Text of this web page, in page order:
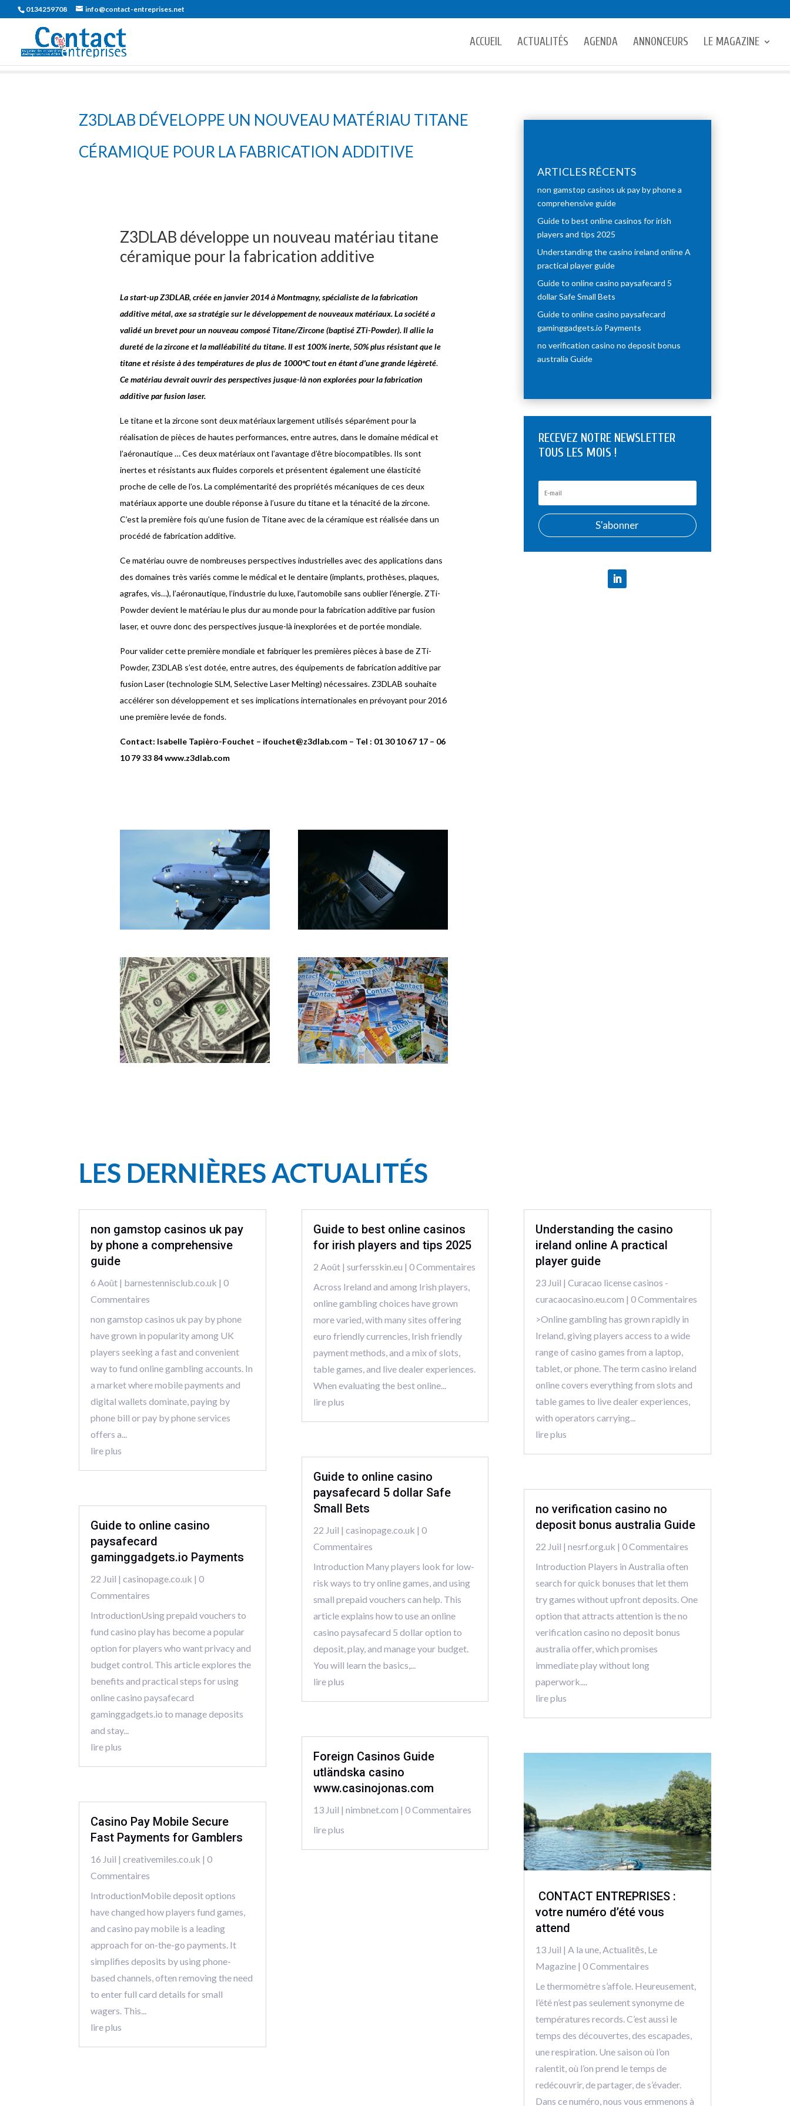
0134259708 info@contact-entreprises.net
ACCUEIL ACTUALITÉS AGENDA ANNONCEURS LE MAGAZINE
Z3DLAB DÉVELOPPE UN NOUVEAU MATÉRIAU TITANE
CÉRAMIQUE POUR LA FABRICATION ADDITIVE
Z3DLAB développe un nouveau matériau titane
céramique pour la fabrication additive
La start-up Z3DLAB, créée en janvier 2014 à Montmagny, spécialiste de la fabrication
additive métal, axe sa stratégie sur le développement de nouveaux matériaux. La société a
validé un brevet pour un nouveau composé Titane/Zircone (baptisé ZTi-Powder). Il allie la
dureté de la zircone et la malléabilité du titane. Il est 100% inerte, 50% plus résistant que le
titane et résiste à des températures de plus de 1000°Ctout en étant d’une grandelégèreté.
Ce matériau devrait ouvrir des perspectives jusque-là non exploréespour la fabrication
additive par fusion laser.
Le titane et la zircone sont deux matériaux largement utilisés séparément pour la
réalisation de pièces de hautes performances, entre autres, dans le domaine médical et
l’aéronautique … Ces deux matériaux ont l’avantage d’être biocompatibles. Ils sont
inertes et résistants aux fluides corporels et présentent également une élasticité
proche de celle de l’os. La complémentarité des propriétés mécaniques de ces deux
matériaux apporte une double réponse à l’usure du titane et la ténacité de la zircone.
C’est la première fois qu’une fusion de Titane avec de la céramique est réalisée dans un
procédé de fabrication additive.
Ce matériau ouvre de nombreuses perspectives industrielles avec des applications dans
des domaines très variés comme le médical et le dentaire (implants, prothèses, plaques,
agrafes, vis…), l’aéronautique, l’industrie du luxe, l’automobile sans oublier l’énergie. ZTi-
Powder devient le matériau le plus dur au monde pour la fabrication additive par fusion
laser, et ouvre donc des perspectives jusque-là inexplorées et de portée mondiale.
Pour valider cette première mondiale et fabriquer les premières pièces à base de ZTi-
Powder, Z3DLAB s’est dotée, entre autres, des équipements de fabrication additive par
fusion Laser (technologie SLM, Selective Laser Melting) nécessaires. Z3DLAB souhaite
accélérer son développement et ses implications internationales en prévoyant pour 2016
une première levée de fonds.
Contact: Isabelle Tapièro-Fouchet – ifouchet@z3dlab.com – Tel : 01 30 10 67 17 – 06
10 79 33 84 www.z3dlab.com
ARTICLES RÉCENTS
non gamstop casinos uk pay by phone a
comprehensive guide
Guide to best online casinos for irish
players and tips 2025
Understanding the casino ireland online A
practical player guide
Guide to online casino paysafecard 5
dollar Safe Small Bets
Guide to online casino paysafecard
gaminggadgets.io Payments
no verification casino no deposit bonus
australia Guide
RECEVEZ NOTRE NEWSLETTER
TOUS LES MOIS !
S'abonner
LES DERNIÈRES ACTUALITÉS
non gamstop casinos uk pay
by phone a comprehensive
guide
6 Août | barnestennisclub.co.uk | 0
Commentaires
non gamstop casinos uk pay by phone
have grown in popularity among UK
players seeking a fast and convenient
way to fund online gambling accounts. In
a market where mobile payments and
digital wallets dominate, paying by
phone bill or pay by phone services
offers a...
lire plus
Guide to online casino
paysafecard
gaminggadgets.io Payments
22 Juil |casinopage.co.uk | 0
Commentaires
IntroductionUsing prepaid vouchers to
fund casino play has become a popular
option for players who want privacy and
budget control. This article explores the
benefits and practical steps for using
online casino paysafecard
gaminggadgets.io to manage deposits
and stay...
lire plus
Casino Pay Mobile Secure
Fast Payments for Gamblers
16 Juil |creativemiles.co.uk | 0
Commentaires
IntroductionMobile deposit options
have changed how players fund games,
and casino pay mobile is a leading
approach for on-the-go payments. It
simplifies deposits by using phone-
based channels, often removing the need
to enter full card details for small
wagers. This...
lire plus
Guide to best online casinos
for irish players and tips 2025
2 Août| surfersskin.eu | 0 Commentaires
Across Ireland and among Irish players,
online gambling choices have grown
more varied, with many sites offering
euro friendly currencies, Irish friendly
payment methods, and a mix of slots,
table games, and live dealer experiences.
When evaluating the best online...
lire plus
Guide to online casino
paysafecard 5 dollar Safe
Small Bets
22 Juil | casinopage.co.uk | 0
Commentaires
Introduction Many players look for low-
risk ways to try online games, and using
small prepaid vouchers can help. This
article explains how to use an online
casino paysafecard 5 dollar option to
deposit, play, and manage your budget.
You will learn the basics,...
lire plus
Foreign Casinos Guide
utländska casino
www.casinojonas.com
13 Juil | nimbnet.com | 0 Commentaires
lire plus
Understanding the casino
ireland online A practical
player guide
23 Juil | Curacao license casinos -
curacaocasino.eu.com | 0 Commentaires
>Online gambling has grown rapidly in
Ireland, giving players access to a wide
range of casino games from a laptop,
tablet, or phone. The term casino ireland
online covers everything from slots and
table games to live dealer experiences,
with operators carrying...
lire plus
no verification casino no
deposit bonus australia Guide
22 Juil | nesrf.org.uk | 0 Commentaires
Introduction Players in Australia often
search for quick bonuses that let them
try games without upfront deposits. One
option that attracts attention is the no
verification casino no deposit bonus
australia offer, which promises
immediate play without long
paperwork....
lire plus
CONTACT ENTREPRISES :
votre numéro d’été vous
attend
13 Juil | A la une, Actualitēs Le
Magazine| 0 Commentaires
Le thermomètre s’affole. Heureusement,
l’été n’est pas seulement synonyme de
températures records. C’est aussi le
temps des découvertes, des escapades,
une respiration. Une saison où l’on
ralentit, où l’on prend le temps de
redécouvrir, de partager, de s’évader.
Dans ce numéro, nous vous emmenons à